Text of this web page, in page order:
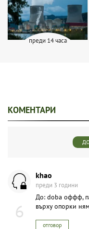
преди 14 часа
КОМЕНТАРИ
6
khao
преди 3 години
До: doba оффф,
върху опорки
отговор